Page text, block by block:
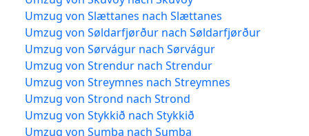
Umzug von Slættanes nach Slættanes
Umzug von Søldarfjørður nach Søldarfjørður
Umzug von Sørvágur nach Sørvágur
Umzug von Strendur nach Strendur
Umzug von Streymnes nach Streymnes
Umzug von Strond nach Strond
Umzug von Stykkið nach Stykkið
Umzug von Sumba nach Sumba